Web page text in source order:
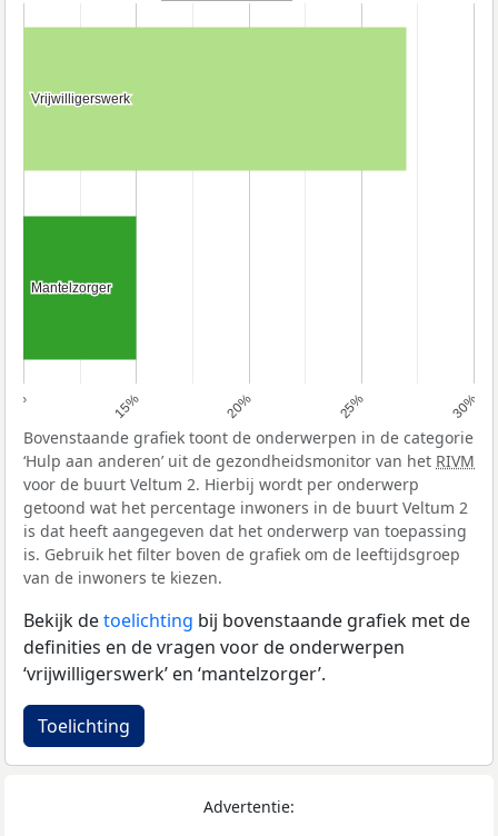
10% 15% 20% 25% 30%
Vrijwilligerswerk
Vrijwilligerswerk
Mantelzorger
Mantelzorger
Bovenstaande grafiek toont de onderwerpen in de categorie
‘Hulp aan anderen’ uit de gezondheidsmonitor van het RIVM
voor de buurt Veltum 2. Hierbij wordt per onderwerp
getoond wat het percentage inwoners in de buurt Veltum 2
is dat heeft aangegeven dat het onderwerp van toepassing
is. Gebruik het filter boven de grafiek om de leeftijdsgroep
van de inwoners te kiezen.
Bekijk detoelichting bij bovenstaande grafiek met de
definities en de vragen voor de onderwerpen
‘vrijwilligerswerk’ en ‘mantelzorger’.
Toelichting
Advertentie: